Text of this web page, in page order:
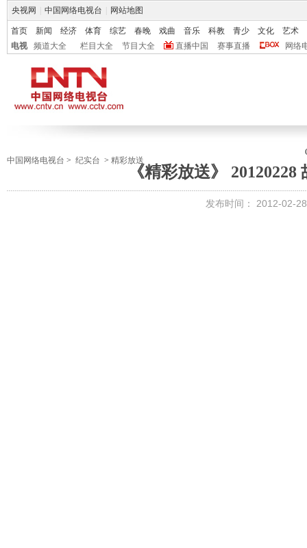
央视网 中国网络电视台 网站地图
首页 新闻 经济 体育 综艺 春晚 戏曲 音乐 科教 青少 文化
艺术
电视
频道大全 栏目大全 节目大全 直播中国 赛事直播 网络
中国网络电视台 > 纪实台 > 精彩放送
《精彩放送》 20120228
发布时间： 2012-02-